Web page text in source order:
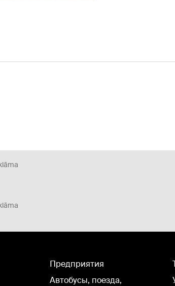
Предприятия
Автобусы, поезда,